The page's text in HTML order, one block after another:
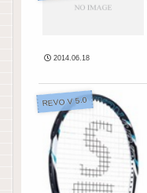
2014.06.18
REVO V 5.0